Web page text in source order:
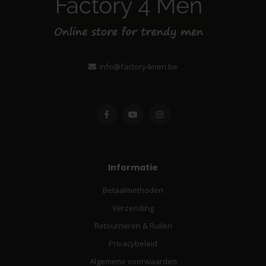
info@factory4men.be
Informatie
Betaalmethoden
Verzending
Retourneren & Ruilen
Privacybeleid
Algemene voorwaarden